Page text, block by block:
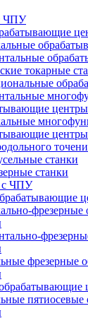
ЧПУ
токарные
центры
центры
станки
станки
с ЧПУ
фрезерные